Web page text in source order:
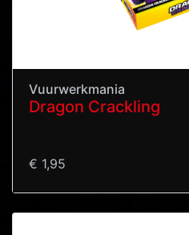
Vuurwerkmania
Dragon Crackling
€ 1,95